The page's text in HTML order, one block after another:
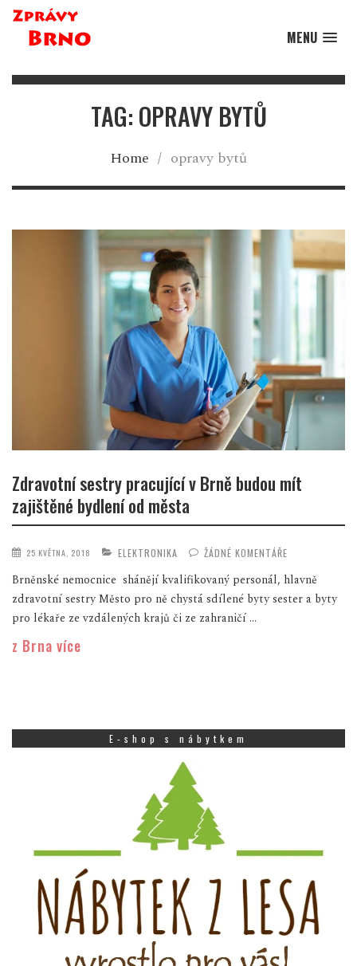
MENU
TAG: OPRAVY BYTŮ
Home / opravy bytů
Zdravotní sestry pracující v Brně budou mít
zajištěné bydlení od města
25 KVĚTNA, 2018 ELEKTRONIKA ŽÁDNÉ KOMENTÁŘE
Brněnské nemocnice shánějí kvalifikovaný personál, hlavně
zdravotní sestry Město pro ně chystá sdílené byty sester a byty
pro lékaře ze vzdálených krajů či ze zahraničí ...
z Brna více
E-shop s nábytkem